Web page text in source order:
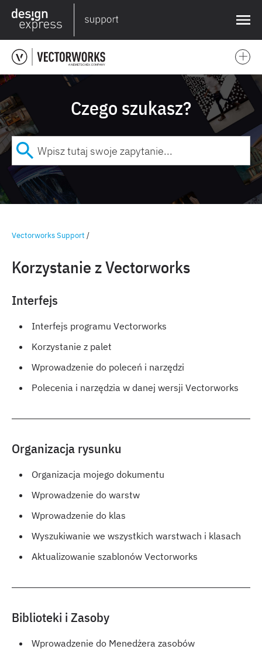
❌
Czego szukasz?
Vectorworks Support /
Korzystanie z Vectorworks
Interfejs
Interfejs programu Vectorworks
Korzystanie z palet
Wprowadzenie do poleceń i narzędzi
Polecenia i narzędzia w danej wersji Vectorworks
Organizacja rysunku
Organizacja mojego dokumentu
Wprowadzenie do warstw
Wprowadzenie do klas
Wyszukiwanie we wszystkich warstwach i klasach
Aktualizowanie szablonów Vectorworks
Biblioteki i Zasoby
Wprowadzenie do Menedżera zasobów